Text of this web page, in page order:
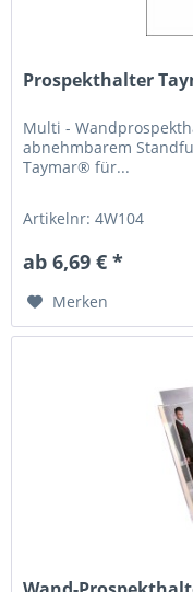
Prospekthalter
Multi -
abnehmbarem
Taymar® für...
Artikelnr: 4W104
ab 6,69 € *
Merken